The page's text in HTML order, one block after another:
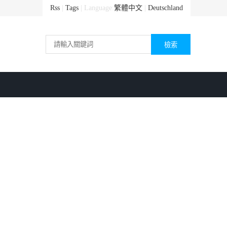
Rss Tags | Language: 繁體中文 Deutschland